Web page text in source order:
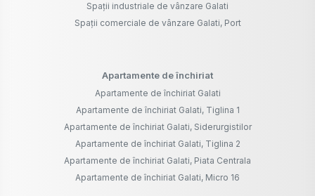
Spații industriale de vânzare Galati
Spații comerciale de vânzare Galati, Port
Apartamente de închiriat
Apartamente de închiriat Galati
Apartamente de închiriat Galati, Tiglina 1
Apartamente de închiriat Galati, Siderurgistilor
Apartamente de închiriat Galati, Tiglina 2
Apartamente de închiriat Galati, Piata Centrala
Apartamente de închiriat Galati, Micro 16